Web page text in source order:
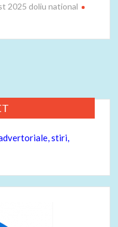
2025 doliu national
stiri,